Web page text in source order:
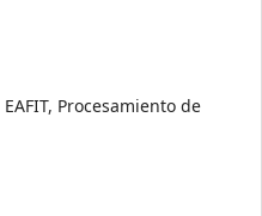
Procesamiento de